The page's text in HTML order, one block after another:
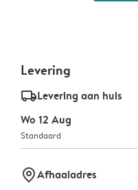
Levering
delivery_standard_v2Levering aan huis
Wo 12 Aug
Standaard
marker-pinAfhaaladres